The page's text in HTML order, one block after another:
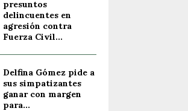
presuntos
delincuentes en
agresión contra
Fuerza Civil...
Delfina Gómez pide a
sus simpatizantes
ganar con margen
para...